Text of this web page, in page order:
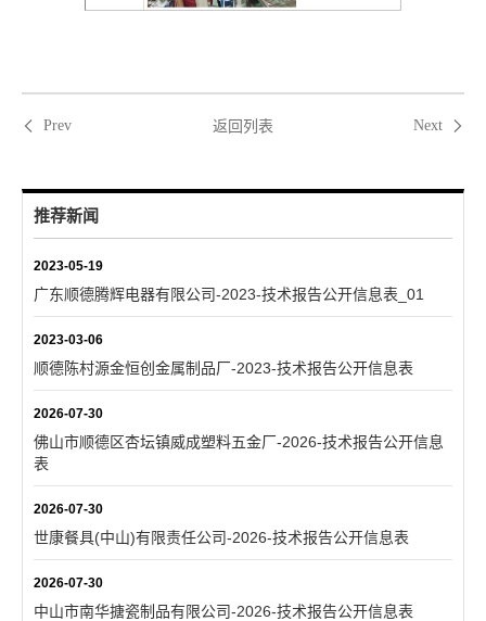
Prev 返回列表 Next
推荐新闻
2023-05-19
广东顺德腾辉电器有限公司-2023-技术报告公开信息表_01
2023-03-06
顺德陈村源金恒创金属制品厂-2023-技术报告公开信息表
2026-07-30
佛山市顺德区杏坛镇威成塑料五金厂-2026-技术报告公开信息
表
2026-07-30
世康餐具(中山)有限责任公司-2026-技术报告公开信息表
2026-07-30
中山市南华搪瓷制品有限公司-2026-技术报告公开信息表